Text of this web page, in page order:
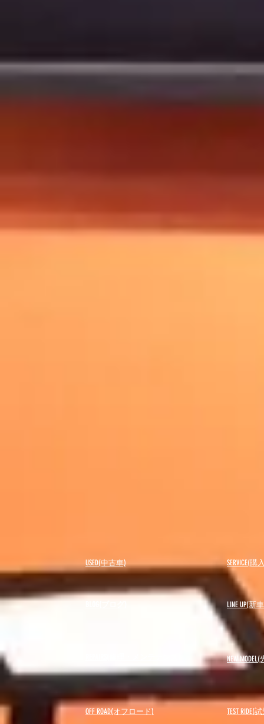
USED(中古車) SERVICE(
LINE UP(新
NEW MODEL(
OFF ROAD(オフロード) ​TEST RIDE(